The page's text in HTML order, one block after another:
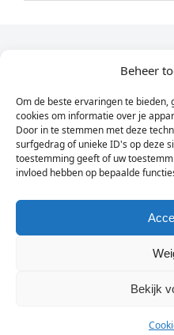
Beheer
Om de beste ervaringen te bieden,
cookies om informatie over je
Door in te stemmen met deze
surfgedrag of unieke ID's op deze
toestemming geeft of uw
invloed hebben op bepaalde
Bekijk
Dagelijks het
Vul
hier
je
e-
mailadres
in